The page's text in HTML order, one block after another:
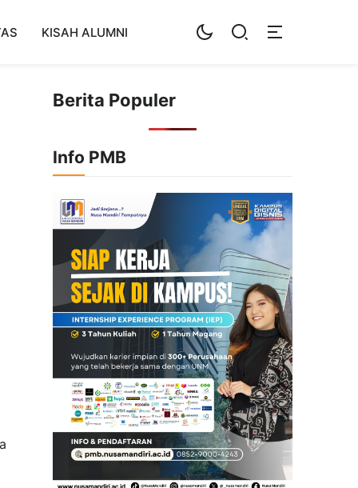
KISAH ALUMNI
Berita Populer
Info PMB